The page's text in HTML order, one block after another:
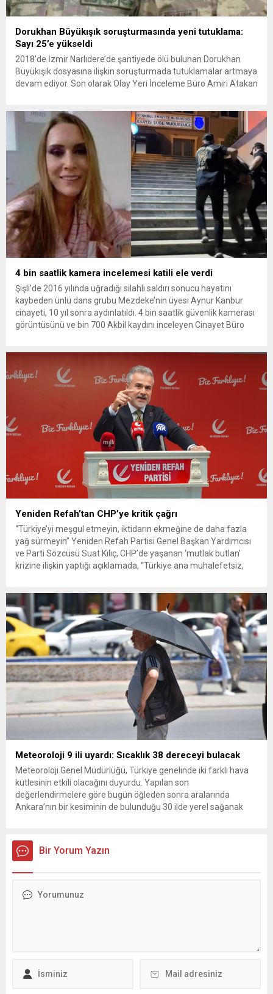
Dorukhan Büyükışık soruşturmasında yeni tutuklama:
Sayı 25’e yükseldi
2018’de İzmir Narlıdere’de şantiyede ölü bulunan Dorukhan
Büyükışık dosyasına ilişkin soruşturmada tutuklamalar artmaya
devam ediyor. Son olarak Olay Yeri İnceleme Büro Amiri Atakan
bulunan Dorukhan Büyükışık’a ilişkin yeniden açılan
soruşturmada tutuklamalar genişliyor. Son olarak dönemin...
4 bin saatlik kamera incelemesi katili ele verdi
Şişli’de 2016 yılında uğradığı silahlı saldırı sonucu hayatını
kaybeden ünlü dans grubu Mezdeke’nin üyesi Aynur Kanbur
cinayeti, 10 yıl sonra aydınlatıldı. 4 bin saatlik güvenlik kamerası
görüntüsünü ve bin 700 Akbil kaydını inceleyen Cinayet Büro
Yeniden Refah’tan CHP’ye kritik çağrı
“Türkiye’yi meşgul etmeyin, iktidarın ekmeğine de daha fazla
yağ sürmeyin” Yeniden Refah Partisi Genel Başkan Yardımcısı
ve Parti Sözcüsü Suat Kılıç, CHP’de yaşanan ‘mutlak butlan’
krizine ilişkin yaptığı açıklamada, “Türkiye ana muhalefetsiz,
olun. Türkiye’yi...
Meteoroloji 9 ili uyardı: Sıcaklık 38 dereceyi bulacak
Meteoroloji Genel Müdürlüğü, Türkiye genelinde iki farklı hava
kütlesinin etkili olacağını duyurdu. Yapılan son
değerlendirmelere göre bugün öğleden sonra aralarında
Ankara’nın bir kesiminin de bulunduğu 30 ilde yerel sağanak
üzerine çıkarak yaz değerlerine ulaşacak. Ayrıca...
Bir Yorum Yazın